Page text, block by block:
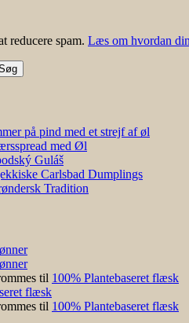
reducere spam. Læs om hvordan
på pind med et strejf af øl
med Øl
Guláš
Carlsbad Dumplings
Tradition
til 100% Plantebaseret flæsk
flæsk
til 100% Plantebaseret flæsk